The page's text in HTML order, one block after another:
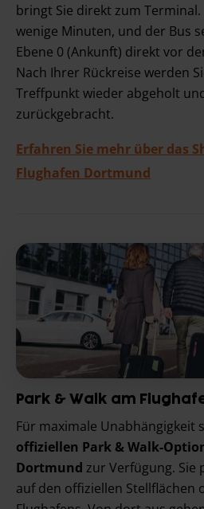
bringt Sie direkt zum
wenige Minuten, und der Bus
Ebene 0 (Ankunft) direkt vor
Nach Ihrer Rückreise werden
Treffpunkt wieder abgeholt
zurückgebracht.
Erfahren Sie mehr über das
Flughafen Dortmund
Park & Walk am
Für maximale Unabhängigkeit
offiziellen Park & Walk-
Dortmund zur Verfügung. Sie
auf den offiziellen Stellflächen